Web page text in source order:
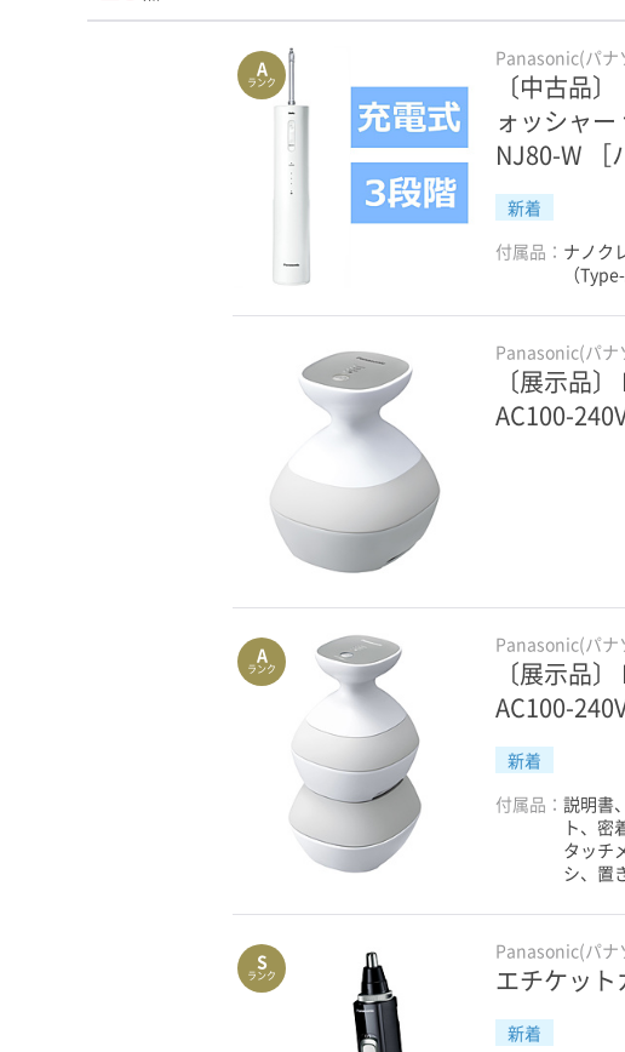
A
ランク
Panasonic(パナ
〔中古品
ォッシャ
NJ80-W ［
新着
付属品： ナノク
（
Panasonic(パナ
〔展示品
AC100-
A
ランク
Panasonic(パナ
〔展示品
AC100-
新着
付属品：説明書
ト、密
タッチ
シ、置
S
ランク
Panasonic(パナ
エチケット
新着